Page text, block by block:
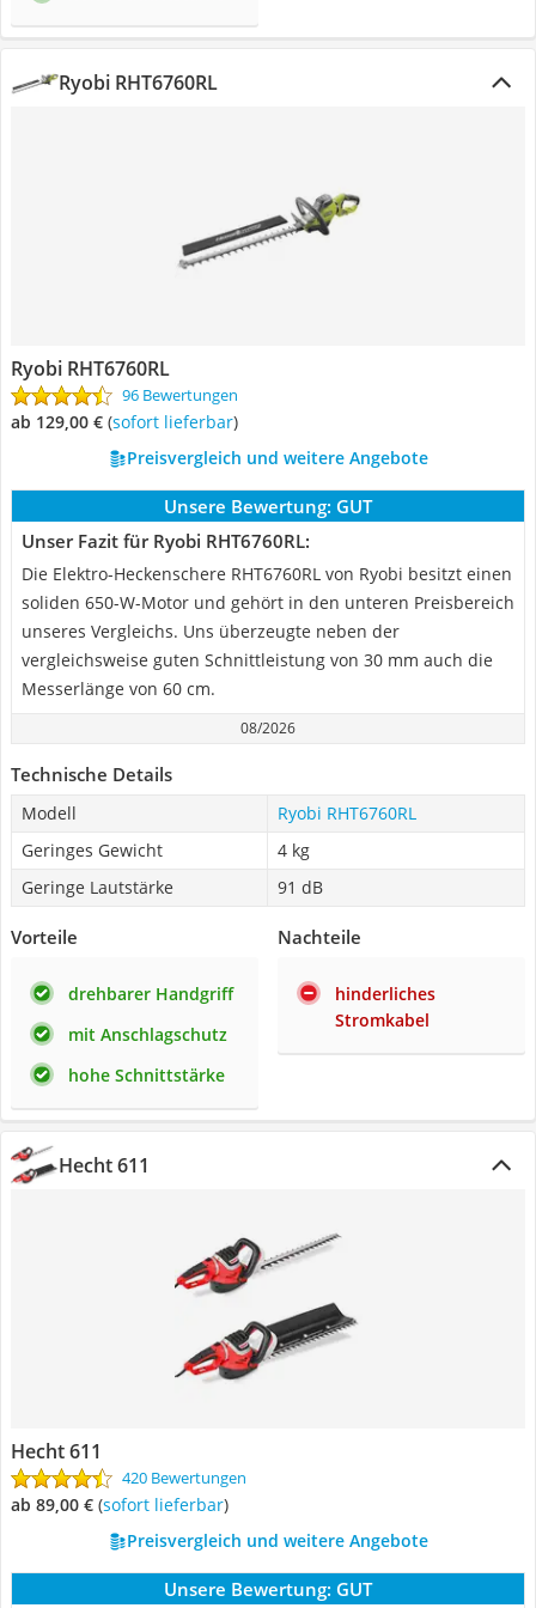
Ryobi RHT6760RL
Ryobi RHT6760RL
96 Bewertungen
ab 129,00 € ( Sofort lieferbar)
Preisvergleich und weitere Angebote
Unsere Bewertung: GUT
Unser Fazit für Ryobi RHT6760RL:
Die Elektro-Heckenschere RHT6760RL von Ryobi besitzt einen
soliden 650-W-Motor und gehört in den unteren Preisbereich
unseres Vergleichs. Uns überzeugte neben der
vergleichsweise guten Schnittleistung von 30 mm auch die
Messerlänge von 60 cm.
08/2026
Technische Details
Modell
Ryobi RHT6760RL
Geringes Gewicht
4 kg
Geringe Lautstärke
91 dB
Vorteile
drehbarer Handgriff
mit Anschlagschutz
hohe Schnittstärke
Nachteile
hinderliches
Stromkabel
Hecht 611
Hecht 611
420 Bewertungen
ab 89,00 € ( Sofort lieferbar)
Preisvergleich und weitere Angebote
Unsere Bewertung: GUT